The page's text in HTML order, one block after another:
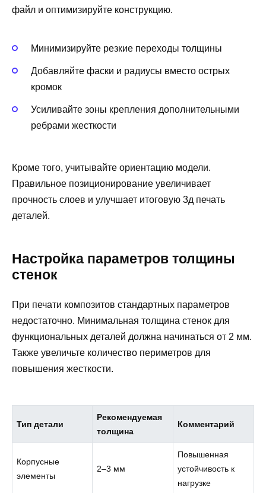
файл и оптимизируйте конструкцию.
Минимизируйте резкие переходы толщины
Добавляйте фаски и радиусы вместо острых
кромок
Усиливайте зоны крепления дополнительными
ребрами жесткости
Кроме того, учитывайте ориентацию модели.
Правильное позиционирование увеличивает
прочность слоев и улучшает итоговую 3д печать
деталей.
Настройка параметров толщины
стенок
При печати композитов стандартных параметров
недостаточно. Минимальная толщина стенок для
функциональных деталей должна начинаться от 2 мм.
Также увеличьте количество периметров для
повышения жесткости.
Тип детали
Рекомендуемая
толщина
Комментарий
Корпусные
элементы
2–3 мм
Повышенная
устойчивость к
нагрузке